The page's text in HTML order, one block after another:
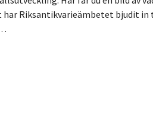
Riksantikvarieämbetet bjudit